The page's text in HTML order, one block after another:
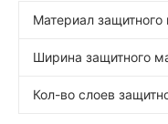
Материал защитного
Ширина защитного
Кол-во слоев